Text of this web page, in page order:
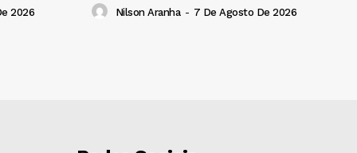
2026 Nilson Aranha - 7 De Agosto De 2026